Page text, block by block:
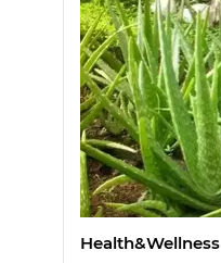
Health&Wellness